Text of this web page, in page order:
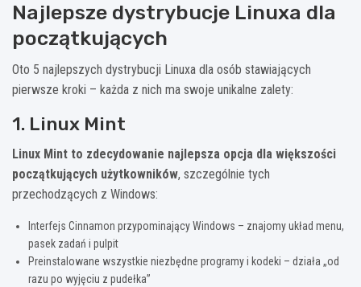
Najlepsze dystrybucje Linuxa dla
początkujących
Oto 5 najlepszych dystrybucji Linuxa dla osób stawiających
pierwsze kroki – każda z nich ma swoje unikalne zalety:
1. Linux Mint
Linux Mint to zdecydowanie najlepsza opcja dla większości
początkujących użytkowników, szczególnie tych
przechodzących z Windows:
Interfejs Cinnamon przypominający Windows – znajomy układ menu,
pasek zadań i pulpit
Preinstalowane wszystkie niezbędne programy i kodeki – działa „od
razu po wyjęciu z pudełka”